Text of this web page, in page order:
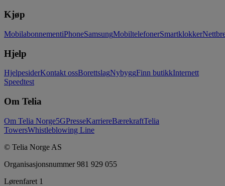
Kjøp
MobilabonnementiPhoneSamsungMobiltelefonerSmartklokker
Hjelp
HjelpesiderKontakt ossBorettslagNybyggFinn butikkInternett
Speedtest
Om Telia
Om Telia Norge5GPresseKarriereBærekraftTelia
TowersWhistleblowing Line
© Telia Norge AS
Organisasjonsnummer 981 929 055
Lørenfaret 1